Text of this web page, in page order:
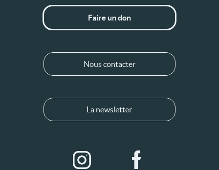
Faire un don
Nous contacter
La newsletter